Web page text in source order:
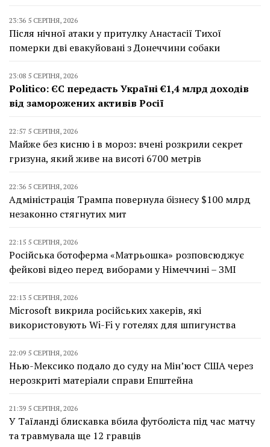
23:36 5 СЕРПНЯ, 2026
Після нічної атаки у притулку Анастасії Тихої
померки дві евакуйовані з Донеччини собаки
23:08 5 СЕРПНЯ, 2026
Politico: ЄС передасть Україні €1,4 млрд доходів
від заморожених активів Росії
22:57 5 СЕРПНЯ, 2026
Майже без кисню і в мороз: вчені розкрили секрет
гризуна, який живе на висоті 6700 метрів
22:36 5 СЕРПНЯ, 2026
Адміністрація Трампа повернула бізнесу $100 млрд
незаконно стягнутих мит
22:15 5 СЕРПНЯ, 2026
Російська ботоферма «Матрьошка» розповсюджує
фейкові відео перед виборами у Німеччині – ЗМІ
22:13 5 СЕРПНЯ, 2026
Microsoft викрила російських хакерів, які
використовують Wi-Fi у готелях для шпигунства
22:09 5 СЕРПНЯ, 2026
Нью-Мексико подало до суду на Мін’юст США через
нерозкриті матеріали справи Епштейна
21:39 5 СЕРПНЯ, 2026
У Таїланді блискавка вбила футболіста під час матчу
та травмувала ще 12 гравців